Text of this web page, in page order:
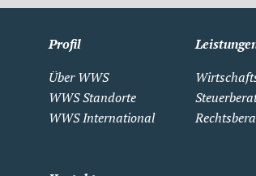
Profil
Über WWS
WWS Standorte
WWS International